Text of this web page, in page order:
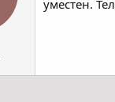
уместен.